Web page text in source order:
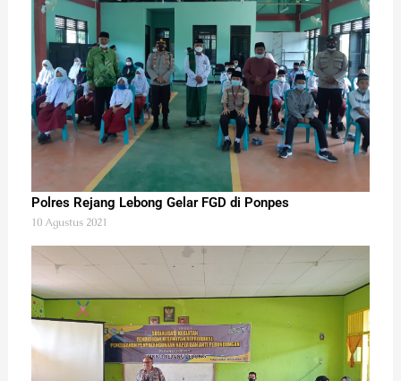
Polres Rejang Lebong Gelar FGD di Ponpes
10 Agustus 2021